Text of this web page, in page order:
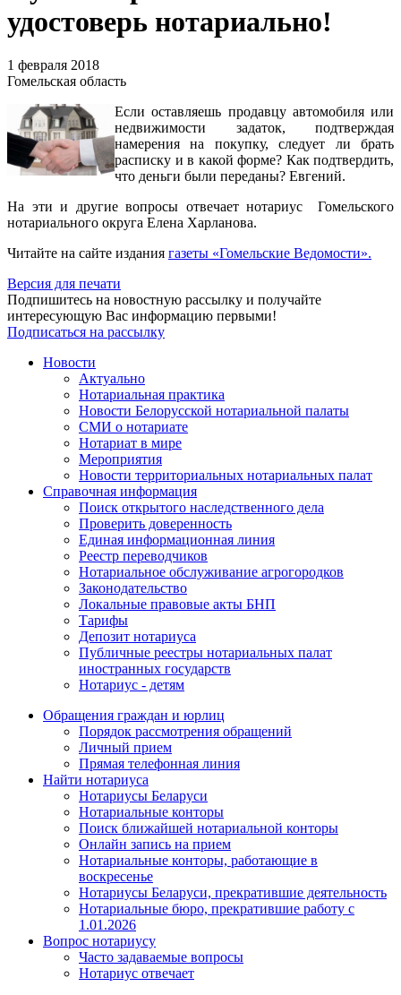
удостоверь нотариально!
1 февраля 2018
Гомельская область
Если оставляешь продавцу автомобиля или
недвижимости задаток, подтверждая
намерения на покупку, следует ли брать
расписку и в какой форме? Как подтвердить,
что деньги были переданы? Евгений.
На эти и другие вопросы отвечает нотариус Гомельского
нотариального округа Елена Харланова.
Читайте на сайте издания газеты «Гомельские Ведомости».
Версия для печати
Подпишитесь на новостную рассылку и получайте
интересующую Вас информацию первыми!
Подписаться на рассылку
Новости
Актуально
Нотариальная практика
Новости Белорусской нотариальной палаты
СМИ о нотариате
Нотариат в мире
Мероприятия
Новости территориальных нотариальных палат
Справочная информация
Поиск открытого наследственного дела
Проверить доверенность
Единая информационная линия
Реестр переводчиков
Нотариальное обслуживание агрогородков
Законодательство
Локальные правовые акты БНП
Тарифы
Депозит нотариуса
Публичные реестры нотариальных палат
иностранных государств
Нотариус - детям
Обращения граждан и юрлиц
Порядок рассмотрения обращений
Личный прием
Прямая телефонная линия
Найти нотариуса
Нотариусы Беларуси
Нотариальные конторы
Поиск ближайшей нотариальной конторы
Онлайн запись на прием
Нотариальные конторы, работающие в
воскресенье
Нотариусы Беларуси, прекратившие деятельность
Нотариальные бюро, прекратившие работу с
1.01.2026
Вопрос нотариусу
Часто задаваемые вопросы
Нотариус отвечает